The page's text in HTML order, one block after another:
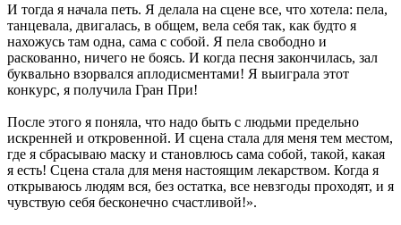
И тогда я начала петь. Я делала на сцене все, что хотела: пела,
танцевала, двигалась, в общем, вела себя так, как будто я
нахожусь там одна, сама с собой. Я пела свободно и
раскованно, ничего не боясь. И когда песня закончилась, зал
буквально взорвался аплодисментами! Я выиграла этот
конкурс, я получила Гран При!
После этого я поняла, что надо быть с людьми предельно
искренней и откровенной. И сцена стала для меня тем местом,
где я сбрасываю маску и становлюсь сама собой, такой, какая
я есть! Сцена стала для меня настоящим лекарством. Когда я
открываюсь людям вся, без остатка, все невзгоды проходят, и я
чувствую себя бесконечно счастливой!».